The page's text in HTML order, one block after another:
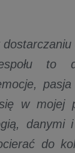
w mojej
danymi
do